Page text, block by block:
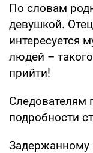
По словам
девушкой.
интересуется
людей –
прийти!
Следователям
подробности
Задержанному